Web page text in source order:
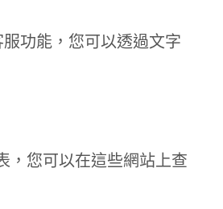
功能，您可以透過文字
，您可以在這些網站上查